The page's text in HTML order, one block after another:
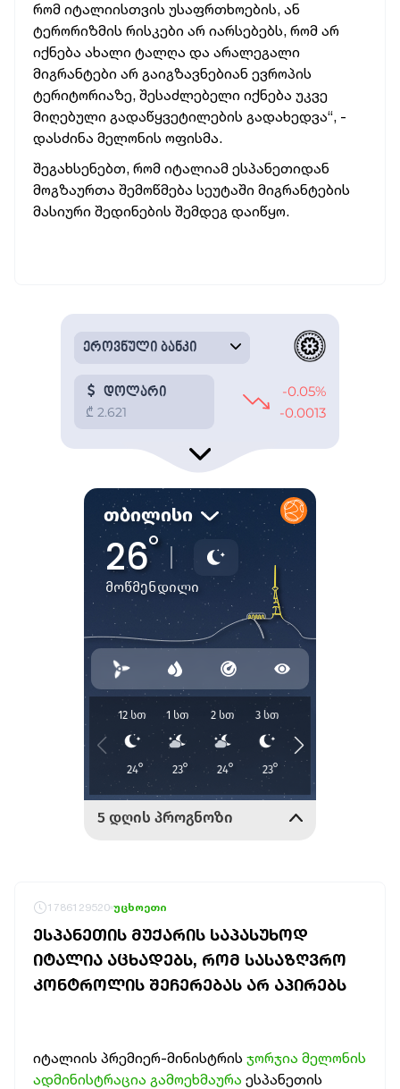
რომ იტალიისთვის უსაფრთხოების, ან
ტერორიზმის რისკები არ იარსებებს, რომ არ
იქნება ახალი ტალღა და არალეგალი
მიგრანტები არ გაიგზავნებიან ევროპის
ტერიტორიაზე, შესაძლებელი იქნება უკვე
მიღებული გადაწყვეტილების გადახედვა“, -
დასძინა მელონის ოფისმა.
შეგახსენებთ, რომ იტალიამ ესპანეთიდან
მოგზაურთა შემოწმება სეუტაში მიგრანტების
მასიური შედინების შემდეგ დაიწყო.
1786129520 უცხოეთი
ᲔᲡᲞᲐᲜᲔᲗᲘᲡ ᲛᲣᲥᲐᲠᲘᲡ ᲡᲐᲞᲐᲡᲣᲮᲝᲓ
ᲘᲢᲐᲚᲘᲐ ᲐᲪᲮᲐᲓᲔᲑᲡ, ᲠᲝᲛ ᲡᲐᲡᲐᲖᲦᲕᲠᲝ
ᲙᲝᲜᲢᲠᲝᲚᲘᲡ ᲨᲔᲩᲔᲠᲔᲑᲐᲡ ᲐᲠ ᲐᲞᲘᲠᲔᲑᲡ
იტალიის პრემიერ-მინისტრის ჯორჯია მელონის
ადმინისტრაცია გამოეხმაურა ესპანეთის